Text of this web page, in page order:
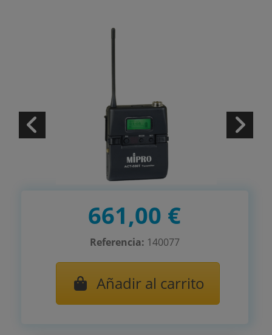
661,00 €
Referencia: 140077
Añadir al carrito